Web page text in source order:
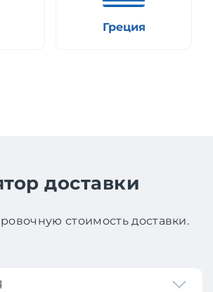
Греция
доставки
стоимость доставки.